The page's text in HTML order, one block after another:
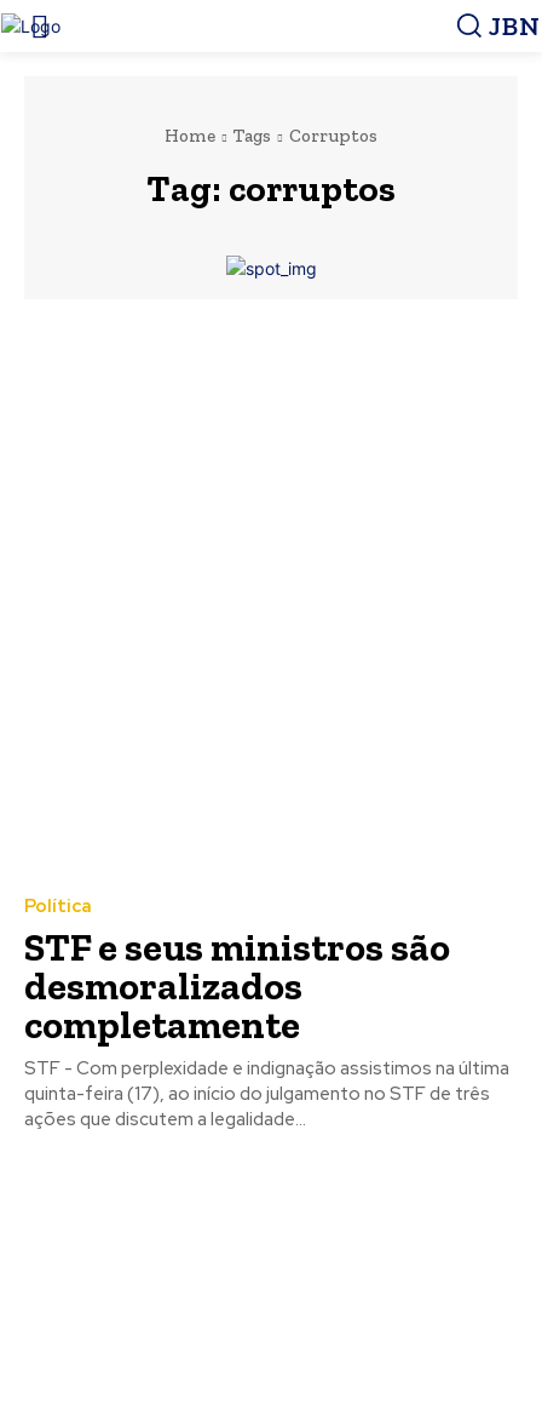
JBN
Home Tags Corruptos
Tag: corruptos
Política
STF e seus ministros são
desmoralizados
completamente
STF - Com perplexidade e indignação assistimos na última
quinta-feira (17), ao início do julgamento no STF de três
ações que discutem a legalidade...